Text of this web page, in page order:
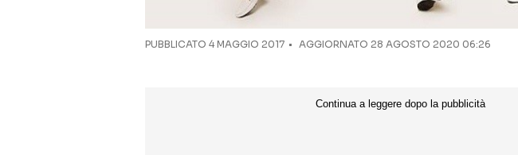
PUBBLICATO 4 MAGGIO 2017 AGGIORNATO 28 AGOSTO 2020 06:26